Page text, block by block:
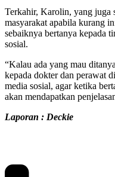
Terkahir, Karolin, yang juga
masyarakat apabila kurang
sebaiknya bertanya kepada
sosial.
“Kalau ada yang mau
kepada dokter dan perawat
media sosial, agar ketika
akan mendapatkan
Laporan : Deckie